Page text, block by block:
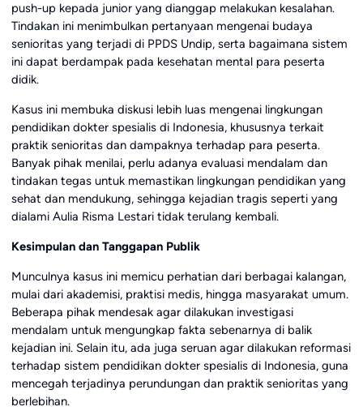
push-up kepada junior yang dianggap melakukan kesalahan.
Tindakan ini menimbulkan pertanyaan mengenai budaya
senioritas yang terjadi di PPDS Undip, serta bagaimana sistem
ini dapat berdampak pada kesehatan mental para peserta
didik.
Kasus ini membuka diskusi lebih luas mengenai lingkungan
pendidikan dokter spesialis di Indonesia, khususnya terkait
praktik senioritas dan dampaknya terhadap para peserta.
Banyak pihak menilai, perlu adanya evaluasi mendalam dan
tindakan tegas untuk memastikan lingkungan pendidikan yang
sehat dan mendukung, sehingga kejadian tragis seperti yang
dialami Aulia Risma Lestari tidak terulang kembali.
Kesimpulan dan Tanggapan Publik
Munculnya kasus ini memicu perhatian dari berbagai kalangan,
mulai dari akademisi, praktisi medis, hingga masyarakat umum.
Beberapa pihak mendesak agar dilakukan investigasi
mendalam untuk mengungkap fakta sebenarnya di balik
kejadian ini. Selain itu, ada juga seruan agar dilakukan reformasi
terhadap sistem pendidikan dokter spesialis di Indonesia, guna
mencegah terjadinya perundungan dan praktik senioritas yang
berlebihan.